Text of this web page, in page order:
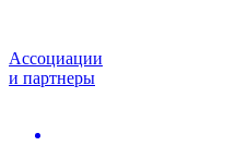
Ассоциации
и партнеры